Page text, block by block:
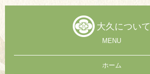
大久について
MENU
ホーム